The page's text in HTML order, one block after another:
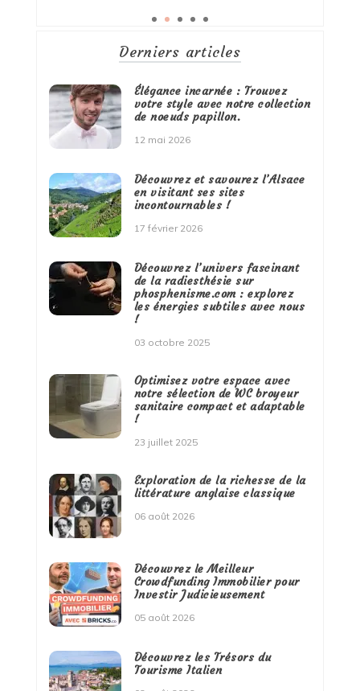
Derniers articles
Élégance incarnée : Trouvez
votre style avec notre collection
de noeuds papillon.
12 mai 2026
Découvrez et savourez l’Alsace
en visitant ses sites
incontournables !
17 février 2026
Découvrez l’univers fascinant
de la radiesthésie sur
phosphenisme.com : explorez
les énergies subtiles avec nous
!
03 octobre 2025
Optimisez votre espace avec
notre sélection de WC broyeur
sanitaire compact et adaptable
!
23 juillet 2025
Exploration de la richesse de la
littérature anglaise classique
06 août 2026
Découvrez le Meilleur
Crowdfunding Immobilier pour
Investir Judicieusement
05 août 2026
Découvrez les Trésors du
Tourisme Italien